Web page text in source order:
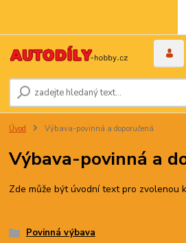
Úvod Výbava-povinná a doporučená
Výbava-povinná a
Zde může být úvodní text pro zvolenou
Povinná výbava